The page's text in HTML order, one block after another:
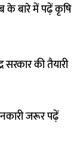
के बारे में पढ़ें कृषि
सरकार की तैयारी
जरूर पढ़ें